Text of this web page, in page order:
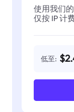
使用我们
仅按 IP 计
低至: